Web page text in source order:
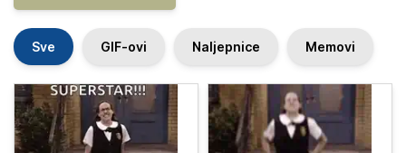
Sve GIF-ovi Naljepnice Memovi